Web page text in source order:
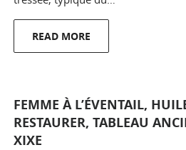
READ MORE
FEMME À L’ÉVENTAIL,
RESTAURER, TABLEAU
XIXE